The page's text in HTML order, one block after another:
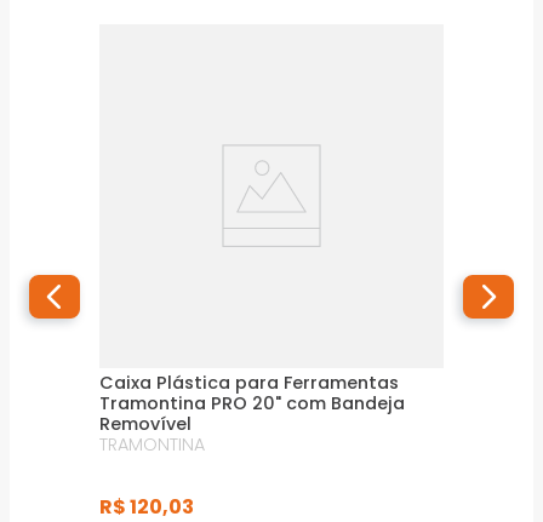
Caixa Plástica para Ferramentas
Tramontina PRO 20" com Bandeja
Removível
TRAMONTINA
R$120,03